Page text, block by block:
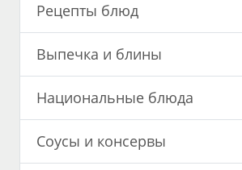
Рецепты блюд
Выпечка и блины
Национальные блюда
Соусы и консервы